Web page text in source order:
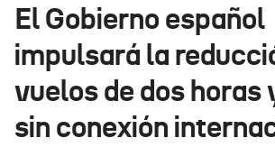
Ikusmiran
Eguraldia
El Gobierno español
impulsará la
vuelos de dos horas
sin conexión